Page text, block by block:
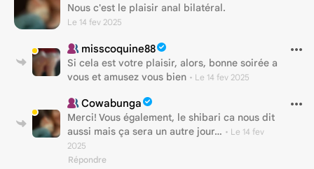
Nous c'est le plaisir anal bilatéral.
Le 14 fev 2025
misscoquine88
Si cela est votre plaisir, alors, bonne soirée a
vous et amusez vous bien • Le 14 fev 2025
Cowabunga
Merci! Vous également, le shibari ca nous dit
aussi mais ça sera un autre jour… • Le 14 fev
2025
Répondre